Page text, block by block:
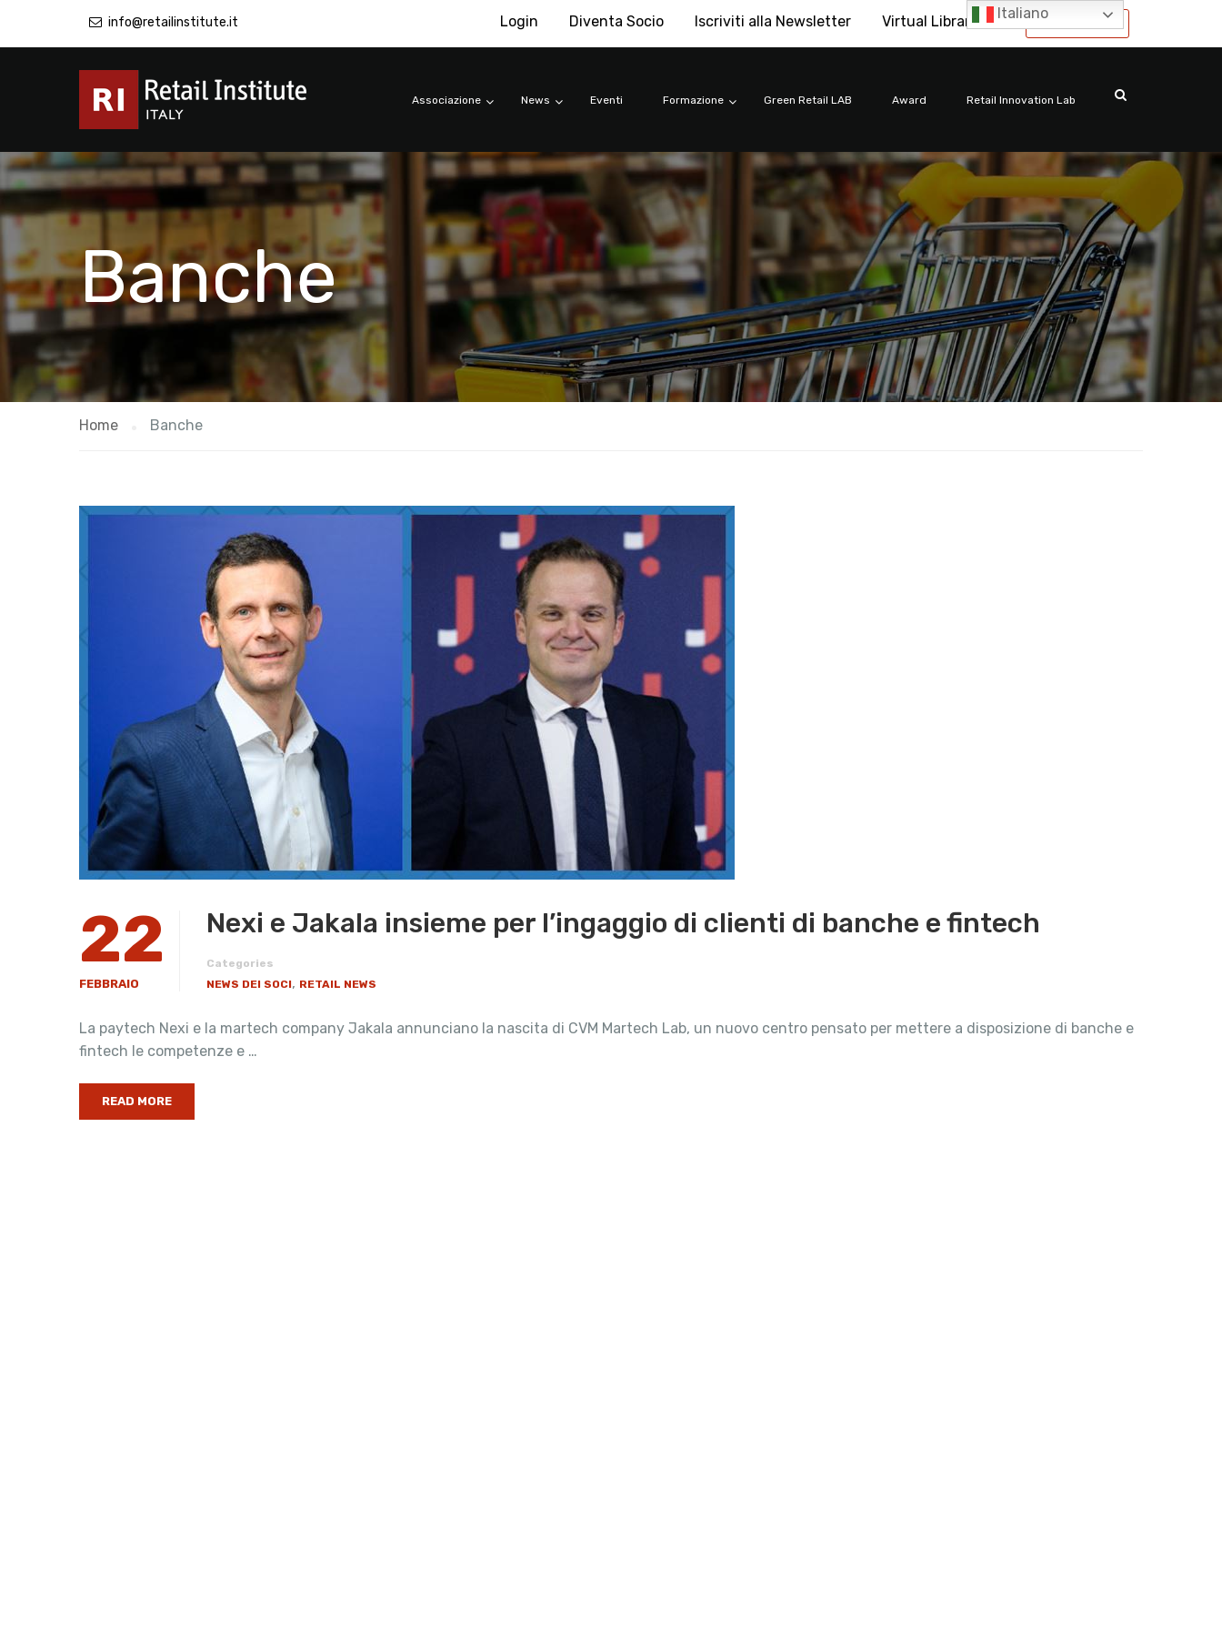
info@retailinstitute.it International
Login Diventa Socio Iscriviti alla Newsletter Virtual Library
Associazione News Eventi Formazione Green Retail LAB Award Retail Innovation Lab
Banche
Home Banche
22
FEBBRAIO
Nexi e Jakala insieme per l’ingaggio di clienti di banche e fintech
Categories
NEWS DEI SOCI, RETAIL NEWS
La paytech Nexi e la martech company Jakala annunciano la nascita di CVM Martech Lab, un nuovo centro pensato per mettere a disposizione di banche e
fintech le competenze e …
READ MORE
Italiano